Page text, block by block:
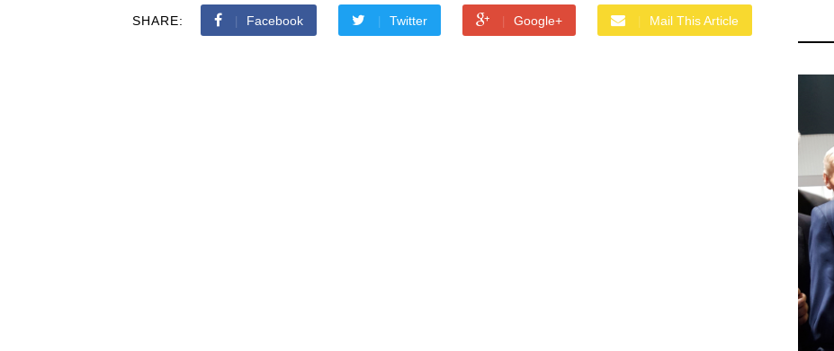
SHARE: Facebook Twitter Google+ Mail This Article